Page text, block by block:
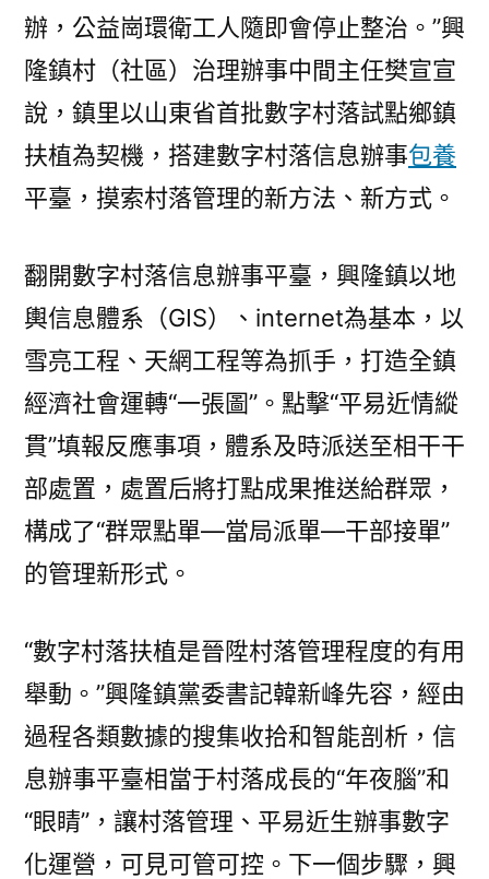
辦，公益崗環衛工人隨即會停止整治。”興
隆鎮村（社區）治理辦事中間主任樊宣宣
說，鎮里以山東省首批數字村落試點鄉鎮
扶植為契機，搭建數字村落信息辦事包養
平臺，摸索村落管理的新方法、新方式。
翻開數字村落信息辦事平臺，興隆鎮以地
輿信息體系（GIS）、internet為基本，以
雪亮工程、天網工程等為抓手，打造全鎮
經濟社會運轉“一張圖”。點擊“平易近情縱
貫”填報反應事項，體系及時派送至相干干
部處置，處置后將打點成果推送給群眾，
構成了“群眾點單—當局派單—干部接單”
的管理新形式。
“數字村落扶植是晉陞村落管理程度的有用
舉動。”興隆鎮黨委書記韓新峰先容，經由
過程各類數據的搜集收拾和智能剖析，信
息辦事平臺相當于村落成長的“年夜腦”和
“眼睛”，讓村落管理、平易近生辦事數字
化運營，可見可管可控。下一個步驟，興